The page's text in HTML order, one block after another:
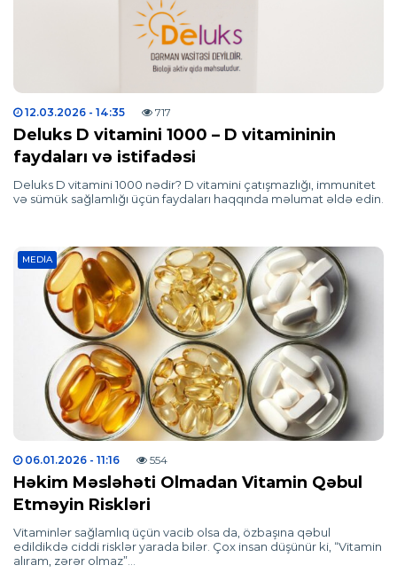
12.03.2026 - 14:35 717
Deluks D vitamini 1000 – D vitamininin
faydaları və istifadəsi
Deluks D vitamini 1000 nədir? D vitamini çatışmazlığı, immunitet
və sümük sağlamlığı üçün faydaları haqqında məlumat əldə edin.
MEDIA
06.01.2026 - 11:16 554
Həkim Məsləhəti Olmadan Vitamin Qəbul
Etməyin Riskləri
Vitaminlər sağlamlıq üçün vacib olsa da, özbaşına qəbul
edildikdə ciddi risklər yarada bilər. Çox insan düşünür ki, “Vitamin
alıram, zərər olmaz”…